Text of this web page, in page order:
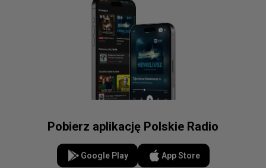
Pobierz aplikację Polskie Radio
Google Play App Store